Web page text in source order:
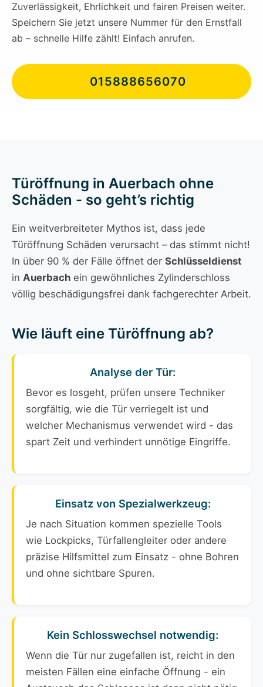
Zuverlässigkeit, Ehrlichkeit und fairen Preisen weiter.
Speichern Sie jetzt unsere Nummer für den Ernstfall
ab – schnelle Hilfe zählt! Einfach anrufen.
015888656070
Türöffnung in Auerbach ohne
Schäden - so geht’s richtig
Ein weitverbreiteter Mythos ist, dass jede
Türöffnung Schäden verursacht – das stimmt nicht!
In über 90 % der Fälle öffnet der Schlüsseldienst
in Auerbach ein gewöhnliches Zylinderschloss
völlig beschädigungsfrei dank fachgerechter Arbeit.
Wie läuft eine Türöffnung ab?
Analyse der Tür:
Bevor es losgeht, prüfen unsere Techniker
sorgfältig, wie die Tür verriegelt ist und
welcher Mechanismus verwendet wird - das
spart Zeit und verhindert unnötige Eingriffe.
Einsatz von Spezialwerkzeug:
Je nach Situation kommen spezielle Tools
wie Lockpicks, Türfallengleiter oder andere
präzise Hilfsmittel zum Einsatz - ohne Bohren
und ohne sichtbare Spuren.
Kein Schlosswechsel notwendig:
Wenn die Tür nur zugefallen ist, reicht in den
meisten Fällen eine einfache Öffnung - ein